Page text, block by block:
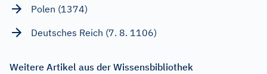
Polen (1374)
Deutsches Reich (7. 8. 1106)
Weitere Artikel aus der Wissensbibliothek